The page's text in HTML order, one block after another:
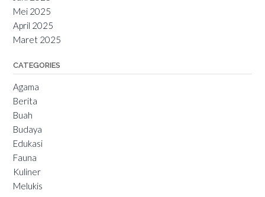
Mei 2025
April 2025
Maret 2025
CATEGORIES
Agama
Berita
Buah
Budaya
Edukasi
Fauna
Kuliner
Melukis